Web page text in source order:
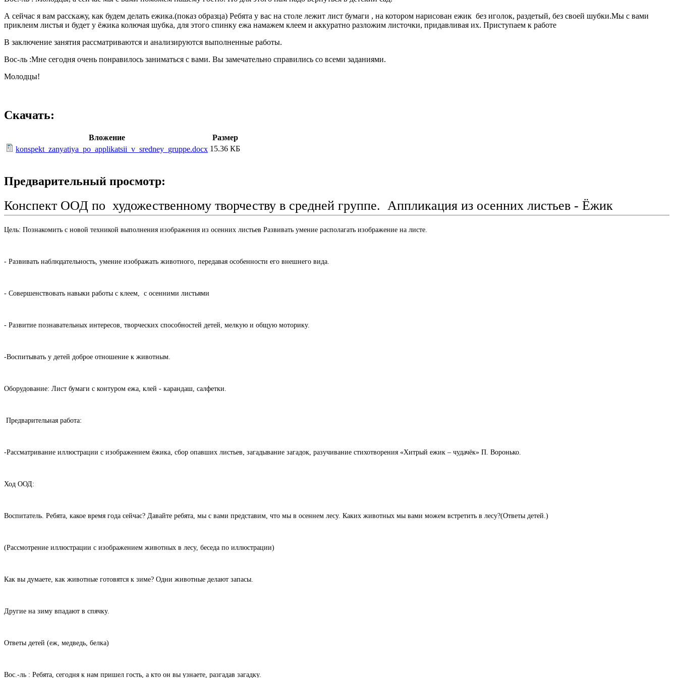
А сейчас я вам расскажу, как будем делать ежика.(показ образца) Ребята у вас на столе лежит лист бумаги , на котором нарисован ежик без иголок, раздетый, без своей шубки.Мы с вами
приклеим листья и будет у ёжика колючая шубка, для этого спинку ежа намажем клеем и аккуратно разложим листочки, придавливая их. Приступаем к работе
В заключение занятия рассматриваются и анализируются выполненные работы.
Вос-ль :Мне сегодня очень понравилось заниматься с вами. Вы замечательно справились со всеми заданиями.
Молодцы!
Скачать:
Вложение
Размер
konspekt_zanyatiya_po_applikatsii_v_sredney_gruppe.docx 15.36 КБ
Предварительный просмотр:
Конспект ООД по художественному творчеству в средней группе. Аппликация из осенних листьев - Ёжик
Цель: Познакомить с новой техникой выполнения изображения из осенних листьев Развивать умение располагать изображение на листе.
- Развивать наблюдательность, умение изображать животного, передавая особенности его внешнего вида.
- Совершенствовать навыки работы с клеем, с осенними листьями
- Развитие познавательных интересов, творческих способностей детей, мелкую и общую моторику.
-Воспитывать у детей доброе отношение к животным.
Оборудование: Лист бумаги с контуром ежа, клей - карандаш, салфетки.
Предварительная работа:
-Рассматривание иллюстрации с изображением ёжика, сбор опавших листьев, загадывание загадок, разучивание стихотворения «Хитрый ежик – чудачёк» П. Воронько.
Ход ООД:
Воспитатель. Ребята, какое время года сейчас? Давайте ребята, мы с вами представим, что мы в осеннем лесу. Каких животных мы вами можем встретить в лесу?(Ответы детей.)
(Рассмотрение иллюстрации с изображением животных в лесу, беседа по иллюстрации)
Как вы думаете, как животные готовятся к зиме? Одни животные делают запасы.
Другие на зиму впадают в спячку.
Ответы детей (еж, медведь, белка)
Вос.-ль : Ребята, сегодня к нам пришел гость, а кто он вы узнаете, разгадав загадку.